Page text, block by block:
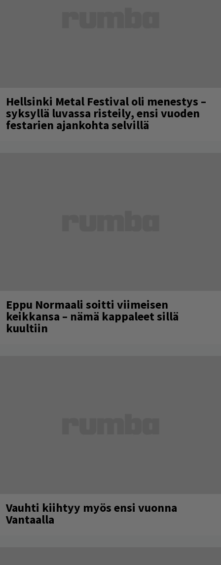
Hellsinki Metal Festival oli menestys –
syksyllä luvassa risteily, ensi vuoden
festarien ajankohta selvillä
Eppu Normaali soitti viimeisen
keikkansa – nämä kappaleet sillä
kuultiin
Vauhti kiihtyy myös ensi vuonna
Vantaalla